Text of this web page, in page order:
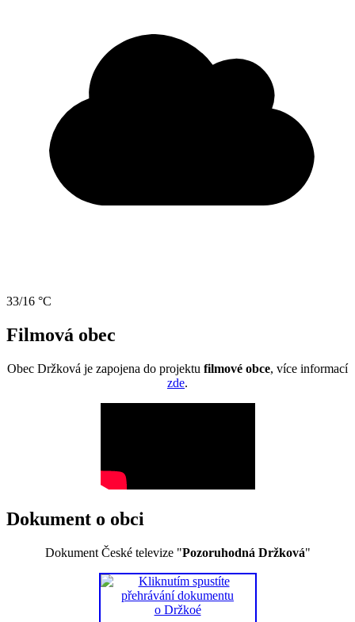
33/16 °C
Filmová obec
Obec Držková je zapojena do projektu filmové obce, více informací
zde.
Dokument o obci
Dokument České televize "Pozoruhodná Držková"